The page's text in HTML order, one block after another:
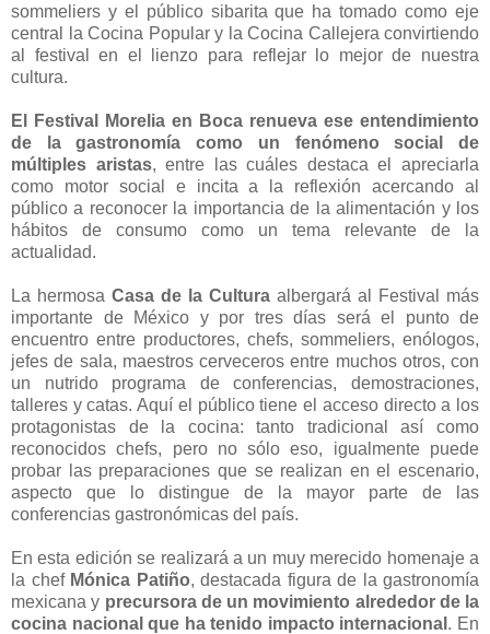
sommeliers y el público sibarita que ha tomado como eje
central la Cocina Popular y la Cocina Callejera convirtiendo
al festival en el lienzo para reflejar lo mejor de nuestra
cultura.
El Festival Morelia en Boca renueva ese entendimiento
de la gastronomía como un fenómeno social de
múltiples aristas, entre las cuáles destaca el apreciarla
como motor social e incita a la reflexión acercando al
público a reconocer la importancia de la alimentación y los
hábitos de consumo como un tema relevante de la
actualidad.
La hermosa Casa de la Cultura albergará al Festival más
importante de México y por tres días será el punto de
encuentro entre productores, chefs, sommeliers, enólogos,
jefes de sala, maestros cerveceros entre muchos otros, con
un nutrido programa de conferencias, demostraciones,
talleres y catas. Aquí el público tiene el acceso directo a los
protagonistas de la cocina: tanto tradicional así como
reconocidos chefs, pero no sólo eso, igualmente puede
probar las preparaciones que se realizan en el escenario,
aspecto que lo distingue de la mayor parte de las
conferencias gastronómicas del país.
En esta edición se realizará a un muy merecido homenaje a
la chef Mónica Patiño, destacada figura de la gastronomía
mexicana y precursora de un movimiento alrededor de la
cocina nacional que ha tenido impacto internacional . En